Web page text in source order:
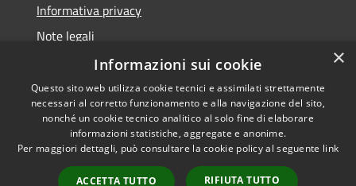
Informativa privacy
Note legali
Dichiarazione di accessibilità
RSS
Accessibilità
Copyright © 2026 • Comune di
Municipium• Accesso
×
Informazioni sui cookie
Questo sito web utilizza cookie tecnici e assimilati strettamente
necessari al corretto funzionamento e alla navigazione del sito,
nonché un cookie tecnico analitico al solo fine di elaborare
informazioni statistiche, aggregate e anonime.
Per maggiori dettagli, può consultare la cookie policy al seguente link
ACCETTA TUTTO RIFIUTA TUTTO